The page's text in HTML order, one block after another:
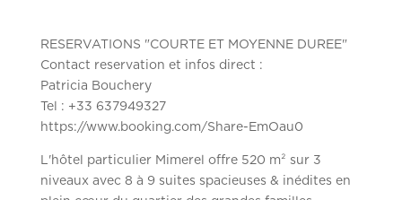
RESERVATIONS "COURTE ET MOYENNE DUREE"
Contact reservation et infos direct :
Patricia Bouchery
Tel : +33 637949327
https://www.booking.com/Share-EmOau0
L'hôtel particulier Mimerel offre 520 m² sur 3
niveaux avec 8 à 9 suites spacieuses & inédites en